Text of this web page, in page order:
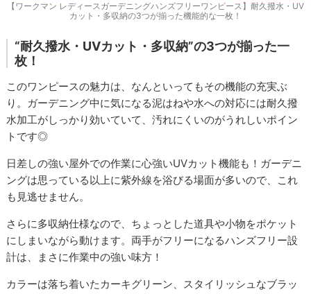
【ワークマン レディースガーデニングハンズフリーワンピース】耐久撥水・UV
カット・多収納の3つが揃った機能的な一枚！
“耐久撥水・UVカット・多収納”の3つが揃った一
枚！
このワンピースの魅力は、なんといってもその機能の充実ぶ
り。ガーデニング中に気になる泥はねや水への対応には耐久撥
水加工がしっかり効いていて、汚れにくいのがうれしいポイン
トです◎
日差しの強い屋外での作業に心強いUVカット機能も！ガーデニ
ングは思っている以上に紫外線を浴びる場面が多いので、これ
も見逃せません。
さらに多収納仕様なので、ちょっとした道具や小物をポケット
にしまいながら動けます。両手がフリーになるハンズフリー設
計は、まさに作業中の強い味方！
カラーは落ち着いたカーキグリーン、スタイリッシュなブラッ